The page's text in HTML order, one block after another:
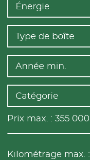
Énergie
Type de boîte
Année min.
Catégorie
Prix max. : 355 000
Kilométrage max. :